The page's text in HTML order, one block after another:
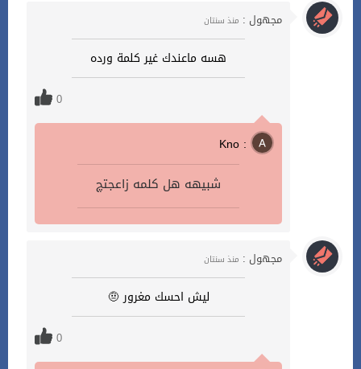
مجهول : منذ سنتان
هسه ماعندك غير كلمة ورده
0
Kno :
شبيهه هل كلمه زاعجتچ
مجهول : منذ سنتان
ليش احسك مغرور 🤨
0